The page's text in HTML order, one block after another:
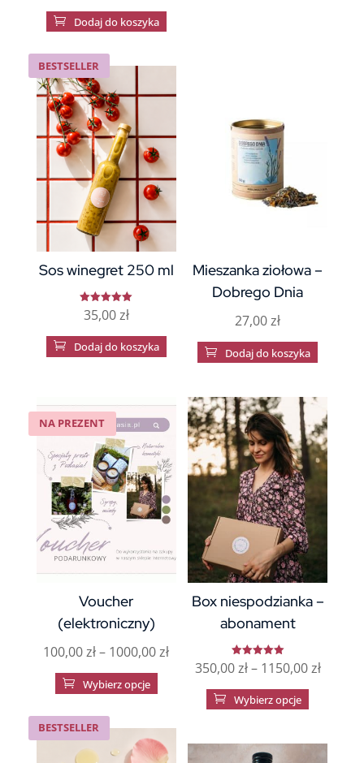
 Dodaj do koszyka
BESTSELLER
Sos winegret 250 ml
Oceniono
5.00
35,00zł
 Dodaj do koszyka
Mieszanka ziołowa –
Dobrego Dnia
27,00zł
 Dodaj do koszyka
NA PREZENT
Voucher
(elektroniczny)
100,00zł– 1000,00złZakres
100,00 zł
1000,00 zł
 Wybierz opcje
Ten
produkt
wariantów.
Box niespodzianka –
abonament
Oceniono
5.00
350,00zł– 1150,00złZakres
 Wybierz opcje
Ten
produkt
BESTSELLER